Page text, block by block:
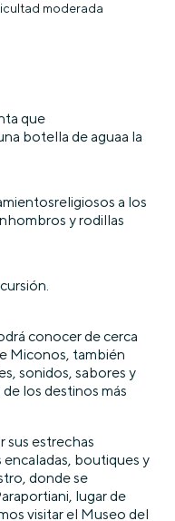
moderada
que
botella de aguaa la
a los
y rodillas
conocer de cerca
Miconos, también
sonidos, sabores y
los destinos más
sus estrechas
encaladas, boutiques y
donde se
lugar de
visitar el Museo del